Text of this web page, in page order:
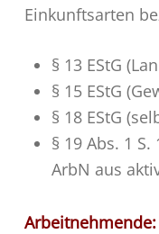
Einkunftsarten
§ 13 EStG
§ 15 EStG
§ 18 EStG
§ 19 Abs. 1
ArbN aus
Arbeitnehmende: